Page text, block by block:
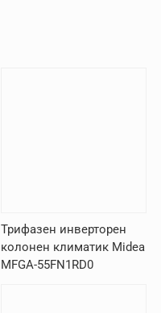
Трифазен инверторен
колонен климатик Midea
MFGA-55FN1RD0